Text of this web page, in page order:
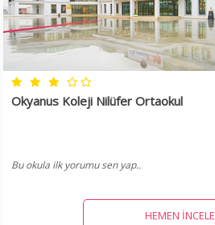
Okyanus Koleji Nilüfer Ortaokul
Bu okula ilk yorumu sen yap..
HEMEN İNCELE